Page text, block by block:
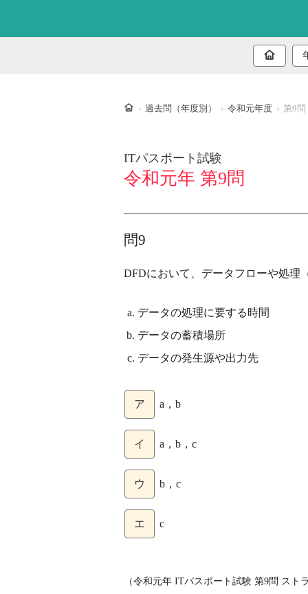
ホーム
過去問（年度別） 令和元年度 第9問
ITパスポート試験
令和元年 第9問
問9
DFDにおいて、データフローや処理
データの処理に要する時間
データの蓄積場所
データの発生源や出力先
ア a，b
イ a，b，c
ウ b，c
エ c
（令和元年 ITパスポート試験 第9問 スト